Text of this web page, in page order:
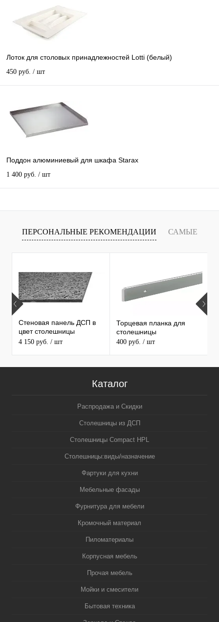
Лоток для столовых принадлежностей Lotti (белый)
450 руб. / шт
Поддон алюминиевый для шкафа Starax
1 400 руб. / шт
ПЕРСОНАЛЬНЫЕ РЕКОМЕНДАЦИИ САМЫЕ
ПРОДАВАЕМЫЕ ТОВАРЫ
Стеновая панель ДСП в
цвет столешницы
MAERSS
4 150 руб. / шт
Торцевая планка для
столешницы
400 руб. / шт
Каталог
Распродажа и Скидки
Столешницы из ДСП
Столешницы Compact HPL
Столешницы:виды/назначение
Фартуки для кухни
Мебельные фасады
Фурнитура для мебели
Кромочный материал
Пиломатериалы
Корпусная мебель
Прочая мебель
Мойки и смесители
Бытовая техника